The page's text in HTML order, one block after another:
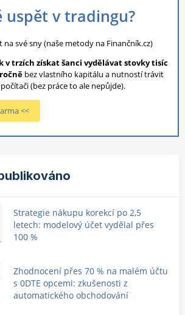
uspět v tradingu?
na své sny (naše metody na Finančník.cz)
v trzích získat šanci vydělávat stovky tisíc
bez vlastního kapitálu a nutností trávit
(bez práce to ale nepůjde).
<<
Strategie nákupu korekcí po 2,5
letech: modelový účet vydělal přes
100 %
Zhodnocení přes 70 % na malém účtu
s 0DTE opcemi: zkušenosti z
automatického obchodování